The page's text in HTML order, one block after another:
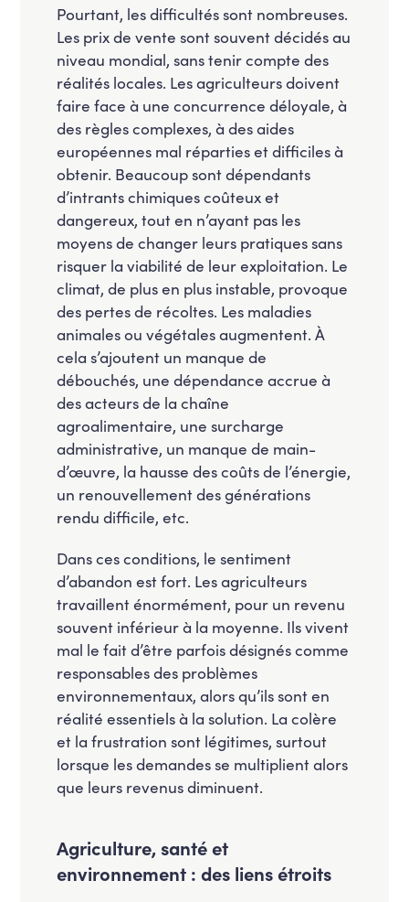
Pourtant, les difficultés sont nombreuses.
Les prix de vente sont souvent décidés au
niveau mondial, sans tenir compte des
réalités locales. Les agriculteurs doivent
faire face à une concurrence déloyale, à
des règles complexes, à des aides
européennes mal réparties et difficiles à
obtenir. Beaucoup sont dépendants
d’intrants chimiques coûteux et
dangereux, tout en n’ayant pas les
moyens de changer leurs pratiques sans
risquer la viabilité de leur exploitation. Le
climat, de plus en plus instable, provoque
des pertes de récoltes. Les maladies
animales ou végétales augmentent. À
cela s’ajoutent un manque de
débouchés, une dépendance accrue à
des acteurs de la chaîne
agroalimentaire, une surcharge
administrative, un manque de main-
d’œuvre, la hausse des coûts de l’énergie,
un renouvellement des générations
rendu difficile, etc.
Dans ces conditions, le sentiment
d’abandon est fort. Les agriculteurs
travaillent énormément, pour un revenu
souvent inférieur à la moyenne. Ils vivent
mal le fait d’être parfois désignés comme
responsables des problèmes
environnementaux, alors qu’ils sont en
réalité essentiels à la solution. La colère
et la frustration sont légitimes, surtout
lorsque les demandes se multiplient alors
que leurs revenus diminuent.
Agriculture, santé et
environnement : des liens étroits